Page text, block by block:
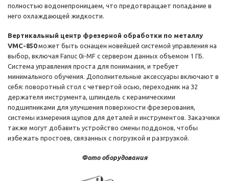
полностью водонепроницаем, что предотвращает попадание в
него охлаждающей жидкости.
Вертикальный центр фрезерной обработки по металлу
VMC-850может быть оснащен новейшей системой управления на
выбор, включая Fanuc 0i-MF с сервером данных объемом 1 ГБ.
Система управления проста для понимания, и требует
минимального обучения. Дополнительные аксессуары включают в
себя: поворотный стол с четвертой осью, переходник на 32
держателя инструмента, шпиндель с керамическими
подшипниками для улучшения поверхности фрезерования,
системы измерения щупов для деталей и инструментов. Заказчики
также могут добавить устройство смены поддонов, чтобы
избежать простоев, связанных с погрузкой и разгрузкой.
Фото оборудования